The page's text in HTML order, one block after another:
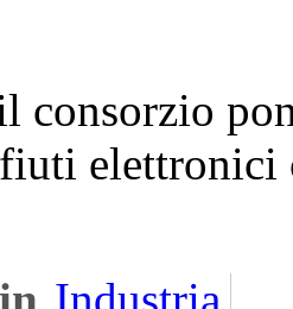
consorzio
elettronici
Industria